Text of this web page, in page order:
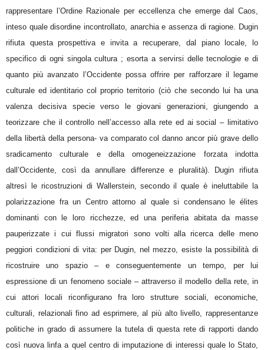
rappresentare l’Ordine Razionale per eccellenza che emerge dal Caos,
inteso quale disordine incontrollato, anarchia e assenza di ragione. Dugin
rifiuta questa prospettiva e invita a recuperare, dal piano locale, lo
specifico di ogni singola cultura ; esorta a servirsi delle tecnologie e di
quanto più avanzato l’Occidente possa offrire per rafforzare il legame
culturale ed identitario col proprio territorio (ciò che secondo lui ha una
valenza decisiva specie verso le giovani generazioni, giungendo a
teorizzare che il controllo nell’accesso alla rete ed ai social – limitativo
della libertà della persona- va comparato col danno ancor più grave dello
sradicamento culturale e della omogeneizzazione forzata indotta
dall’Occidente, così da annullare differenze e pluralità). Dugin rifiuta
altresì le ricostruzioni di Wallerstein, secondo il quale è ineluttabile la
polarizzazione fra un Centro attorno al quale si condensano le élites
dominanti con le loro ricchezze, ed una periferia abitata da masse
pauperizzate i cui flussi migratori sono volti alla ricerca delle meno
peggiori condizioni di vita: per Dugin, nel mezzo, esiste la possibilità di
ricostruire uno spazio – e conseguentemente un tempo, per lui
espressione di un fenomeno sociale – attraverso il modello della rete, in
cui attori locali riconfigurano fra loro strutture sociali, economiche,
culturali, relazionali fino ad esprimere, al più alto livello, rappresentanze
politiche in grado di assumere la tutela di questa rete di rapporti dando
così nuova linfa a quel centro di imputazione di interessi quale lo Stato,